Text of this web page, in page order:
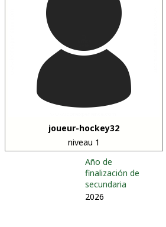
joueur-hockey32
niveau 1
Año de
finalización de
secundaria
2026